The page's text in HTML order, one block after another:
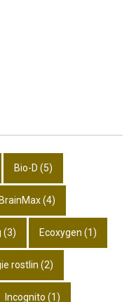
Bio-D (5)
BrainMax(4)
(3) Ecoxygen (1)
rostlin (2)
Incognito (1)